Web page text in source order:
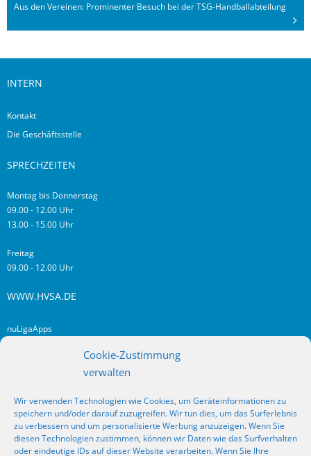
Cookie-Zustimmung
verwalten
Wir verwenden Technologien wie Cookies, um Geräteinformationen zu
speichern und/oder darauf zuzugreifen. Wir tun dies, um das Surferlebnis
zu verbessern und um personalisierte Werbung anzuzeigen. Wenn Sie
diesen Technologien zustimmen, können wir Daten wie das Surfverhalten
oder eindeutige IDs auf dieser Website verarbeiten. Wenn Sie Ihre
Aus den Vereinen: Prominenter Besuch bei der TSG-Handballabteilung
INTERN
Kontakt
Die Geschäftsstelle
SPRECHZEITEN
Montag bis Donnerstag
09.00 - 12.00 Uhr
13.00 - 15.00 Uhr
Freitag
09.00 - 12.00 Uhr
WWW.HVSA.DE
nuLigaApps
RSS
Fragen? Kontakt!